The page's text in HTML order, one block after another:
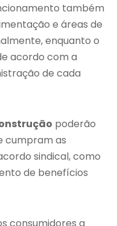
também
e áreas de
enquanto o
acordo com a
de cada
poderão
cumpram as
sindical, como
de benefícios
consumidores a